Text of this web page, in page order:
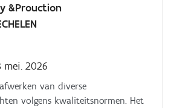
&Prouction
2026
van diverse
volgens kwaliteitsnormen. Het